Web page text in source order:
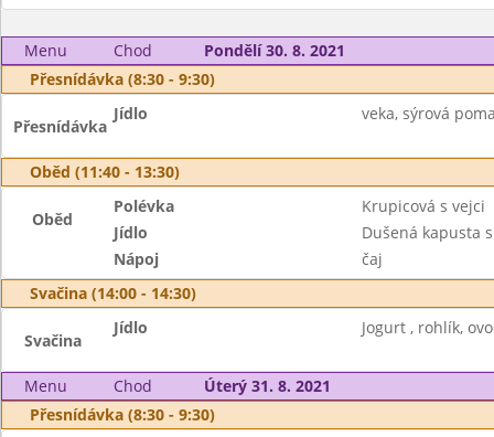
Menu Chod
Pondělí 30. 8. 2021
Přesnídávka (8:30 - 9:30)
Přesnídávka
Jídlo veka, sýrová
Oběd (11:40 - 13:30)
Oběd
Polévka
Krupicová s vejci
Jídlo
Dušená kapusta
Nápoj
čaj
Svačina (14:00 - 14:30)
Svačina
Jídlo Jogurt , rohlík,
Menu Chod
Úterý 31. 8. 2021
Přesnídávka (8:30 - 9:30)